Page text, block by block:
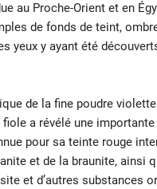
au Proche-Orient et en
de fonds de teint,
yeux y ayant été
de la fine poudre
fiole a révélé une
pour sa teinte rouge
et de la braunite, ainsi
et d’autres substances